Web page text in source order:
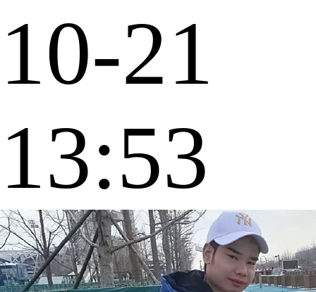
10-21
13:53